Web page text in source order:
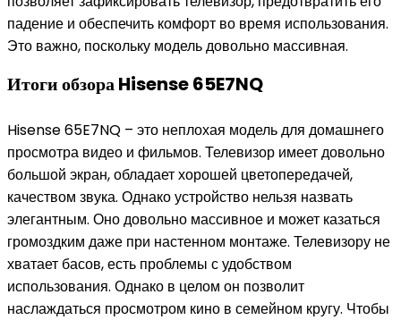
падение и обеспечить комфорт во время использования.
Это важно, поскольку модель довольно массивная.
Итоги обзора Hisense 65E7NQ
Hisense 65E7NQ – это неплохая модель для домашнего
просмотра видео и фильмов. Телевизор имеет довольно
большой экран, обладает хорошей цветопередачей,
качеством звука. Однако устройство нельзя назвать
элегантным. Оно довольно массивное и может казаться
громоздким даже при настенном монтаже. Телевизору не
хватает басов, есть проблемы с удобством
использования. Однако в целом он позволит
наслаждаться просмотром кино в семейном кругу. Чтобы